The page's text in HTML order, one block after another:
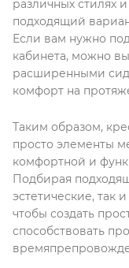
различных стилях
подходящий
Если вам нужно
кабинета, можно
расширенными
комфорт на
Таким образом,
просто элементы
комфортной и
Подбирая
эстетические, так
чтобы создать
способствовать